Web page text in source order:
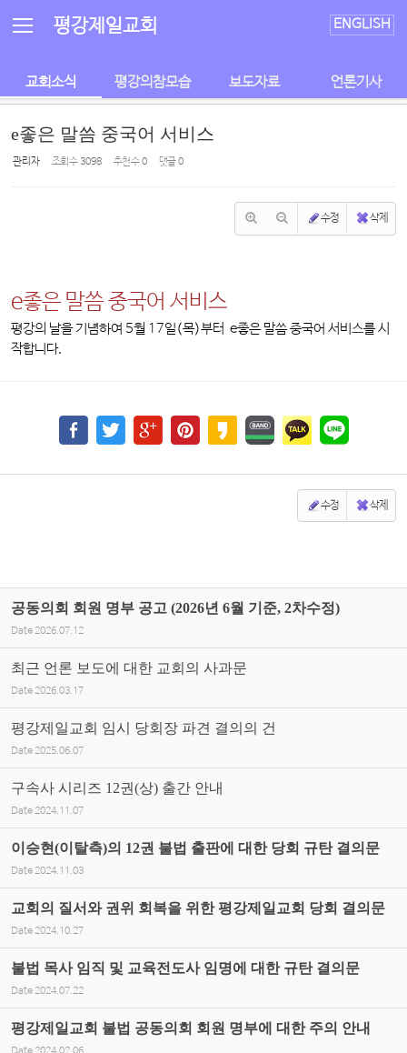
평강제일교회 ENGLISH
교회소식 평강의참모습 보도자료 언론기사
e좋은 말씀 중국어 서비스
관리자 조회 수3098 추천 수0 댓글0
수정 삭제
e좋은 말씀 중국어 서비스
평강의 날을 기념하여 5월 17일(목)부터 e좋은 말씀 중국어 서비스를 시
작합니다.
수정 삭제
공동의회 회원 명부 공고 (2026년 6월 기준, 2차수정)
Date 2026.07.12
최근 언론 보도에 대한 교회의 사과문
Date 2026.03.17
평강제일교회 임시 당회장 파견 결의의 건
Date 2025.06.07
구속사 시리즈 12권(상) 출간 안내
Date 2024.11.07
이승현(이탈측)의 12권 불법 출판에 대한 당회 규탄 결의문
Date 2024.11.03
교회의 질서와 권위 회복을 위한 평강제일교회 당회 결의문
Date 2024.10.27
불법 목사 임직 및 교육전도사 임명에 대한 규탄 결의문
Date 2024.07.22
평강제일교회 불법 공동의회 회원 명부에 대한 주의 안내